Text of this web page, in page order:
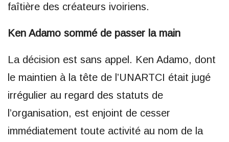
faîtière des créateurs ivoiriens.
Ken Adamo sommé de passer la main
La décision est sans appel. Ken Adamo, dont
le maintien à la tête de l’UNARTCI était jugé
irrégulier au regard des statuts de
l’organisation, est enjoint de cesser
immédiatement toute activité au nom de la